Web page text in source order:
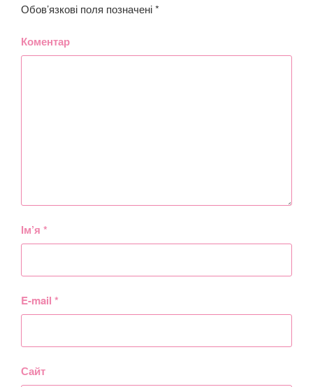
Обов’язкові поля позначені*
Коментар
Ім’я *
E-mail *
Сайт